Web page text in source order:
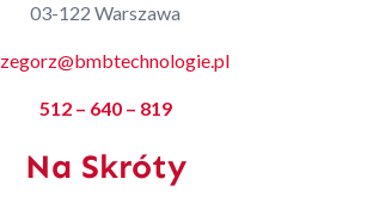
03-122 Warszawa
512 – 640 – 819
Na Skróty